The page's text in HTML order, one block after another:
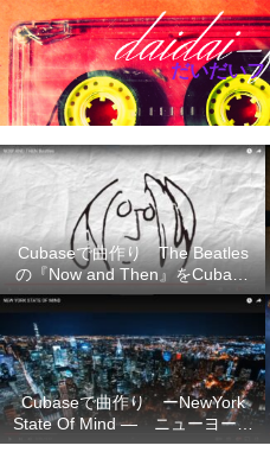
だいだい
Cubaseで曲作り The Beatles
の『Now and Then』をCubase
で再現
Cubaseで曲作り ーNewYork
State Of Mind ― ニューヨーク
の想い